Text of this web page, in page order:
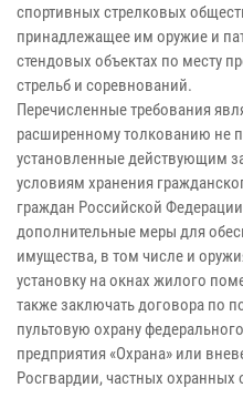
спортивных стрелковых
принадлежащее им оружие и
стендовых объектах по месту
стрельб и соревнований.
Перечисленные требования
расширенному толкованию не
установленные действующим
условиям хранения
граждан Российской
дополнительные меры для
имущества, в том числе и
установку на окнах жилого
также заключать договора по
пультовую охрану
предприятия «Охрана» или
Росгвардии, частных охранных